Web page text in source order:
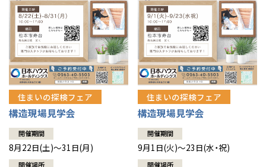
住まいの探検フェア
構造現場見学会
開催期間
8月22日(土)～31日(月)
開催場所
住まいの探検フェア
構造現場見学会
開催期間
9月1日(火)～23日(水・祝)
開催場所